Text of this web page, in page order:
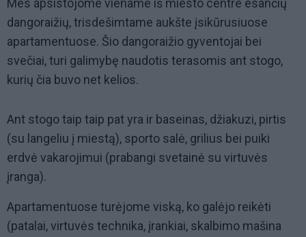
Mes apsistojome viename iš miesto centre esančių
dangoraižių, trisdešimtame aukšte įsikūrusiuose
apartamentuose. Šio dangoraižio gyventojai bei
svečiai, turi galimybę naudotis terasomis ant stogo,
kurių čia buvo net kelios.
Ant stogo taip taip pat yra ir baseinas, džiakuzi, pirtis
(su langeliu į miestą), sporto salė, grilius bei puiki
erdvė vakarojimui (prabangi svetainė su virtuvės
įranga).
Apartamentuose turėjome viską, ko galėjo reikėti
(patalai, virtuvės technika, įrankiai, skalbimo mašina